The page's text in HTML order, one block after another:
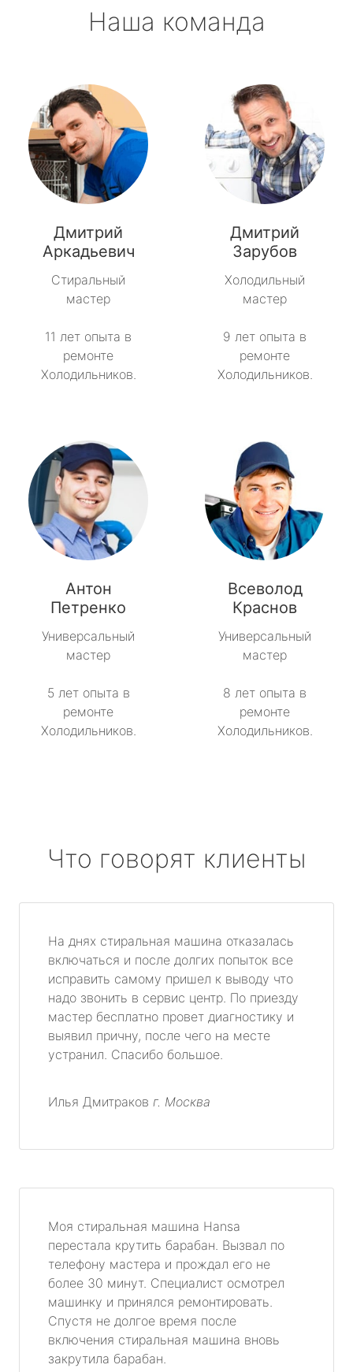
Наша команда
Дмитрий
Аркадьевич
Стиральный
мастер
11 лет опыта в
ремонте
Холодильников.
Дмитрий
Зарубов
Холодильный
мастер
9 лет опыта в
ремонте
Холодильников.
Антон
Петренко
Универсальный
мастер
5 лет опыта в
ремонте
Холодильников.
Всеволод
Краснов
Универсальный
мастер
8 лет опыта в
ремонте
Холодильников.
Что говорят клиенты
На днях стиральная машина отказалась
включаться и после долгих попыток все
исправить самому пришел к выводу что
надо звонить в сервис центр. По приезду
мастер бесплатно провет диагностику и
выявил причну, после чего на месте
устранил. Спасибо большое.
Илья Дмитраков г. Москва
Моя стиральная машина Hansa
перестала крутить барабан. Вызвал по
телефону мастера и прождал его не
более 30 минут. Специалист осмотрел
машинку и принялся ремонтировать.
Спустя не долгое время после
включения стиральная машина вновь
закрутила барабан.